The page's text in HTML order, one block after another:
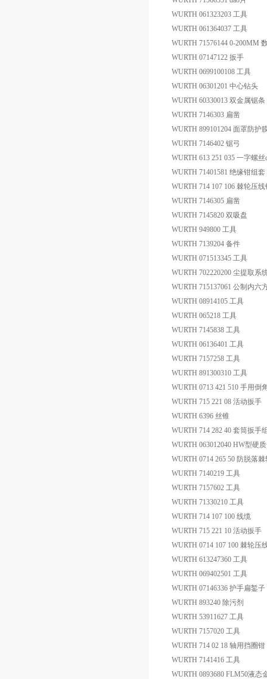
WURTH 061323203 工具
WURTH 061364037 工具
WURTH 71576144 0-200MM
WURTH 07147122 扳手
WURTH 0699100108 工具
WURTH 06301201 中心钻头
WURTH 60330013 双金属锯条
WURTH 7146303 扁凿
WURTH 899101204 面罩防护
WURTH 7146402 锯弓
WURTH 613 251 035 一字螺丝
WURTH 71401581 绝缘钳组套
WURTH 714 107 106 棘轮压线
WURTH 7146305 扁凿
WURTH 7145820 双吸盘
WURTH 949800 工具
WURTH 7139204 备件
WURTH 071513345 工具
WURTH 702220200 尘提取系
WURTH 715137061 公制内六
WURTH 08914105 工具
WURTH 065218 工具
WURTH 7145838 工具
WURTH 06136401 工具
WURTH 7157258 工具
WURTH 891300310 工具
WURTH 0713 421 510 手用倒
WURTH 715 221 08 活动扳手
WURTH 6396 丝锥
WURTH 714 282 40 套筒扳手
WURTH 063012040 HW型硬
WURTH 0714 265 50 防脱落
WURTH 7140219 工具
WURTH 7157602 工具
WURTH 71330210 工具
WURTH 714 107 100 线缆
WURTH 715 221 10 活动扳手
WURTH 0714 107 100 棘轮压
WURTH 613247360 工具
WURTH 069402501 工具
WURTH 07146336 护手扁錾子
WURTH 893240 除污剂
WURTH 53911627 工具
WURTH 7157020 工具
WURTH 714 02 18 轴用挡圈钳
WURTH 7141416 工具
WURTH 0893680 FLM50液态